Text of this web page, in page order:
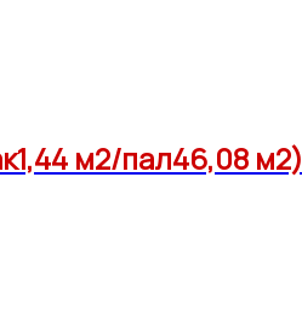
м2/пал46,08 м2)